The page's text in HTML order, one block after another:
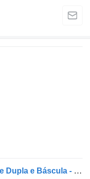
Mitsubishi Fuso Fuso com Cabine Dupla e Báscula - 2014